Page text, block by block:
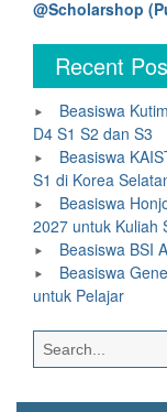
@Scholarshop
Recent
Beasiswa
D4 S1 S2 dan S3
Beasiswa
S1 di Korea
Beasiswa
2027 untuk Kuliah
Beasiswa BSI
Beasiswa
untuk Pelajar